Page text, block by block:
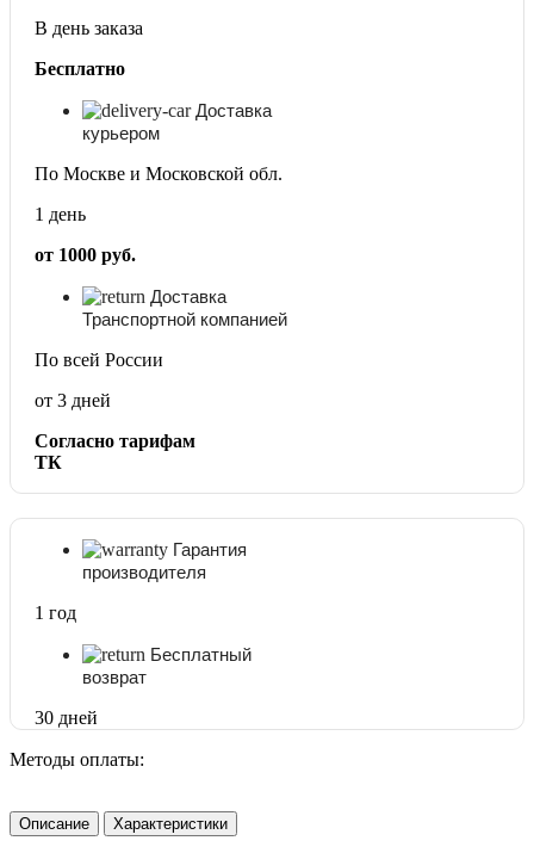
В день заказа
Бесплатно
Доставка
курьером
По Москве и Московской обл.
1 день
от 1000 руб.
Доставка
Транспортной компанией
По всей России
от 3 дней
Согласно тарифам
ТК
Гарантия
производителя
1 год
Бесплатный
возврат
30 дней
Методы оплаты:
Описание Характеристики